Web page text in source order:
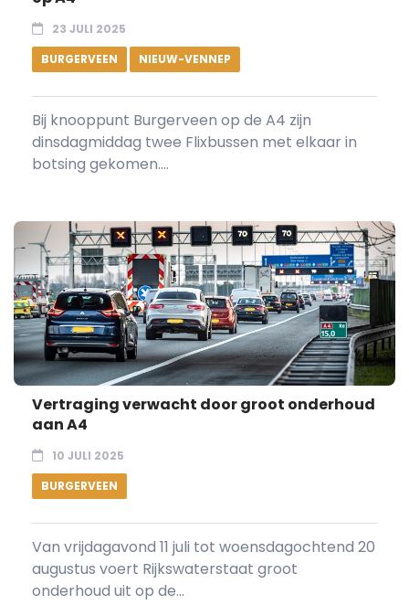
23 JULI 2025
BURGERVEEN
NIEUW-VENNEP
Bij knooppunt Burgerveen op de A4 zijn
dinsdagmiddag twee Flixbussen met elkaar in
botsing gekomen....
Vertraging verwacht door groot onderhoud
aan A4
10 JULI 2025
BURGERVEEN
Van vrijdagavond 11 juli tot woensdagochtend 20
augustus voert Rijkswaterstaat groot
onderhoud uit op de...